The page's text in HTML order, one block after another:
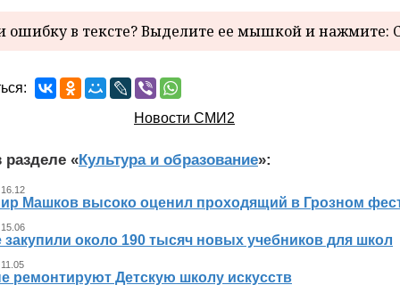
в тексте? Выделите ее мышкой и нажмите:
Новости СМИ2
разделе «Культура и образование»:
Машков высоко оценил проходящий в Грозном
закупили около 190 тысяч новых учебников для школ
ремонтируют Детскую школу искусств